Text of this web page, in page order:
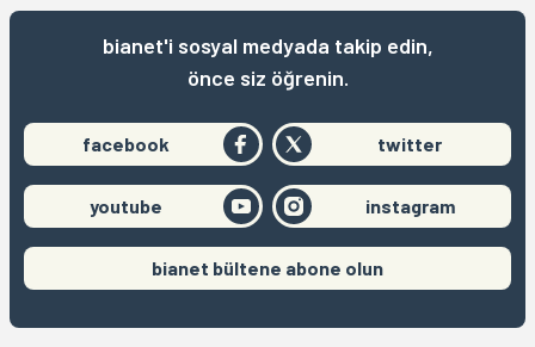
bianet'i sosyal medyada takip edin,
önce siz öğrenin.
facebook twitter
youtube instagram
bianet bültene abone olun